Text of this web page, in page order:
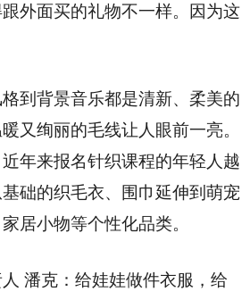
外面买的礼物不一样。因为这
到背景音乐都是清新、柔美的
又绚丽的毛线让人眼前一亮。
年来报名针织课程的年轻人越
础的织毛衣、围巾延伸到萌宠
居小物等个性化品类。
潘克：给娃娃做件衣服，给